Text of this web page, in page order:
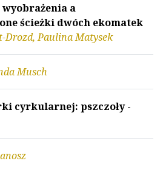
a
ścieżki dwóch ekomatek
Drozd, Paulina Matysek
Musch
cyrkularnej: pszczoły-